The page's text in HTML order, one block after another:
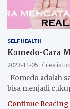
SELF HEALTH
Komedo-Cara
2023-11-05
Komedo adalah
bisa menjadi
Continue Reading